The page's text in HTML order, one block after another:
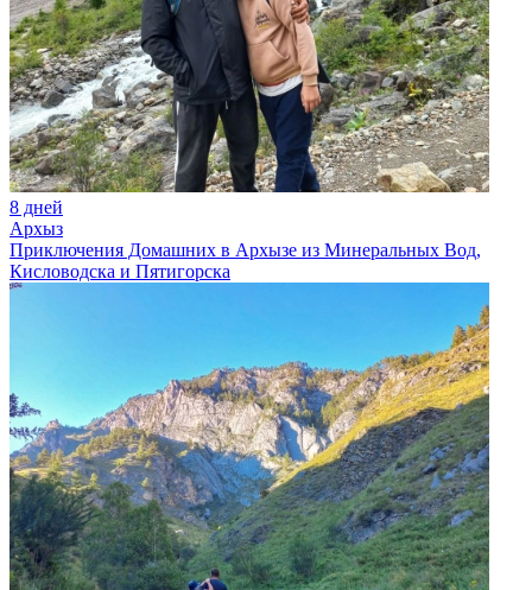
8 дней
Архыз
Приключения Домашних в Архызе из Минеральных Вод,
Кисловодска и Пятигорска